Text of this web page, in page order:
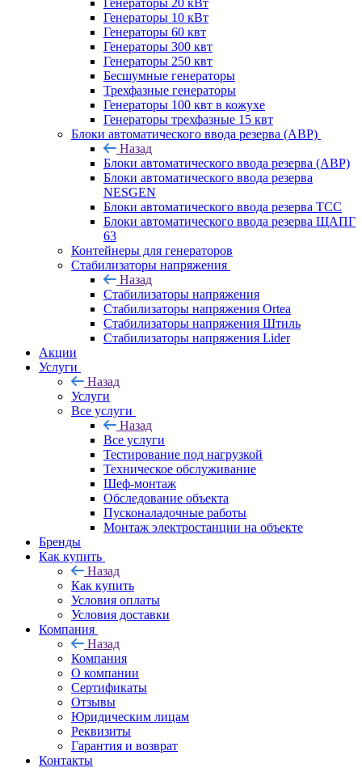
Генераторы 20 кВт
Генераторы 10 кВт
Генераторы 60 квт
Генераторы 300 квт
Генераторы 250 квт
Бесшумные генераторы
Трехфазные генераторы
Генераторы 100 квт в кожухе
Генераторы трехфазные 15 квт
Блоки автоматического ввода резерва (АВР)
Назад
Блоки автоматического ввода резерва (АВР)
Блоки автоматического ввода резерва
NESGEN
Блоки автоматического ввода резерва ТСС
Блоки автоматического ввода резерва ЩАПГ
63
Контейнеры для генераторов
Стабилизаторы напряжения
Назад
Стабилизаторы напряжения
Стабилизаторы напряжения Ortea
Стабилизаторы напряжения Штиль
Стабилизаторы напряжения Lider
Акции
Услуги
Назад
Услуги
Все услуги
Назад
Все услуги
Тестирование под нагрузкой
Техническое обслуживание
Шеф-монтаж
Обследование объекта
Пусконаладочные работы
Монтаж электростанции на объекте
Бренды
Как купить
Назад
Как купить
Условия оплаты
Условия доставки
Компания
Назад
Компания
О компании
Сертификаты
Отзывы
Юридическим лицам
Реквизиты
Гарантия и возврат
Контакты